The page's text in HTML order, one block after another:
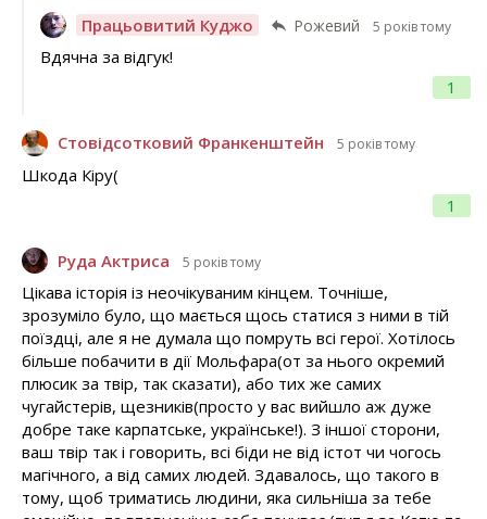
Працьовитий Куджо Рожевий 5 років тому
1
Вдячна за відгук!
Стовідсотковий Франкенштейн 5 років тому
1
Шкода Кіру(
Руда Актриса 5 років тому
Цікава історія із неочікуваним кінцем. Точніше,
зрозуміло було, що мається щось статися з ними в тій
поїздці, але я не думала що помруть всі герої. Хотілось
більше побачити в дії Мольфара(от за нього окремий
плюсик за твір, так сказати), або тих же самих
чугайстерів, щезників(просто у вас вийшло аж дуже
добре таке карпатське, українське!). З іншої сторони,
ваш твір так і говорить, всі біди не від істот чи чогось
магічного, а від самих людей. Здавалось, що такого в
тому, щоб триматись людини, яка сильніша за тебе